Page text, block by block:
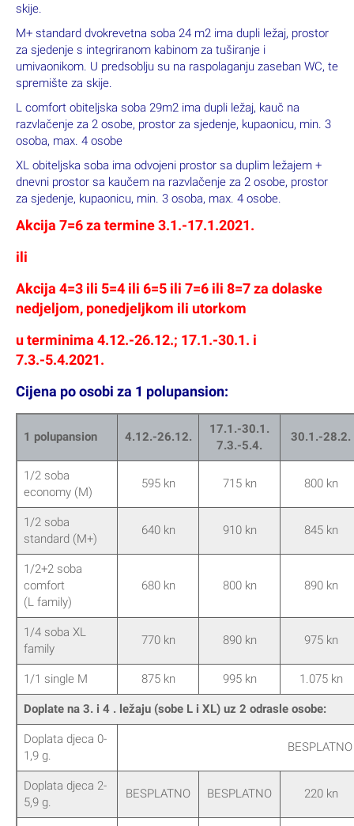
skije.
M+ standard dvokrevetna soba 24 m2 ima dupli ležaj, prostor
za sjedenje s integriranom kabinom za tuširanje i
umivaonikom. U predsoblju su na raspolaganju zaseban WC, te
spremište za skije.
L comfort obiteljska soba 29m2 ima dupli ležaj, kauč na
razvlačenje za 2 osobe, prostor za sjedenje, kupaonicu, min. 3
osoba, max. 4 osobe
XL obiteljska soba ima odvojeni prostor sa duplim ležajem +
dnevni prostor sa kaučem na razvlačenje za 2 osobe, prostor
za sjedenje, kupaonicu, min. 3 osoba, max. 4 osobe.
Akcija 7=6 za termine 3.1.-17.1.2021.
ili
Akcija 4=3 ili 5=4 ili 6=5 ili 7=6 ili 8=7 za dolaske
nedjeljom, ponedjeljkom ili utorkom
u terminima 4.12.-26.12.; 17.1.-30.1. i
7.3.-5.4.2021.
Cijena po osobi za 1 polupansion:
1 polupansion 4.12.-26.12.
17.1.-30.1.
7.3.-5.4.
30.1.-28.2.
1/2 soba
economy (M)
595 kn 715 kn 800 kn
1/2 soba
standard (M+)
640 kn 910 kn 845 kn
1/2+2 soba
comfort
(L family)
680 kn 800 kn 890 kn
1/4 soba XL
family
770 kn 890 kn 975 kn
1/1 single M 875 kn 995 kn 1.075 kn
Doplate na 3. i 4 . ležaju (sobe L i XL) uz 2 odrasle osobe:
Doplata djeca 0-
1,9 g.
BESPLATNO
Doplata djeca 2-
5,9 g.
BESPLATNO BESPLATNO 220 kn